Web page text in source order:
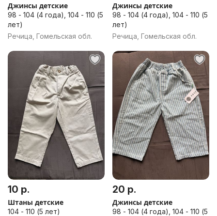
Джинсы детские
98 - 104 (4 года), 104 - 110 (5
лет)
Речица, Гомельская обл.
Джинсы детские
98 - 104 (4 года), 104 - 110 (5
лет)
Речица, Гомельская обл.
10 р.
Штаны детские
104 - 110 (5 лет)
20 р.
Джинсы детские
98 - 104 (4 года), 104 - 110 (5